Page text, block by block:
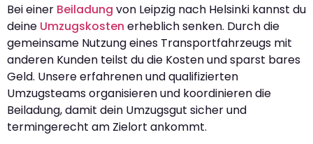
Bei einer Beiladung von Leipzig nach Helsinki kannst du
deine Umzugskosten erheblich senken. Durch die
gemeinsame Nutzung eines Transportfahrzeugs mit
anderen Kunden teilst du die Kosten und sparst bares
Geld. Unsere erfahrenen und qualifizierten
Umzugsteams organisieren und koordinieren die
Beiladung, damit dein Umzugsgut sicher und
termingerecht am Zielort ankommt.